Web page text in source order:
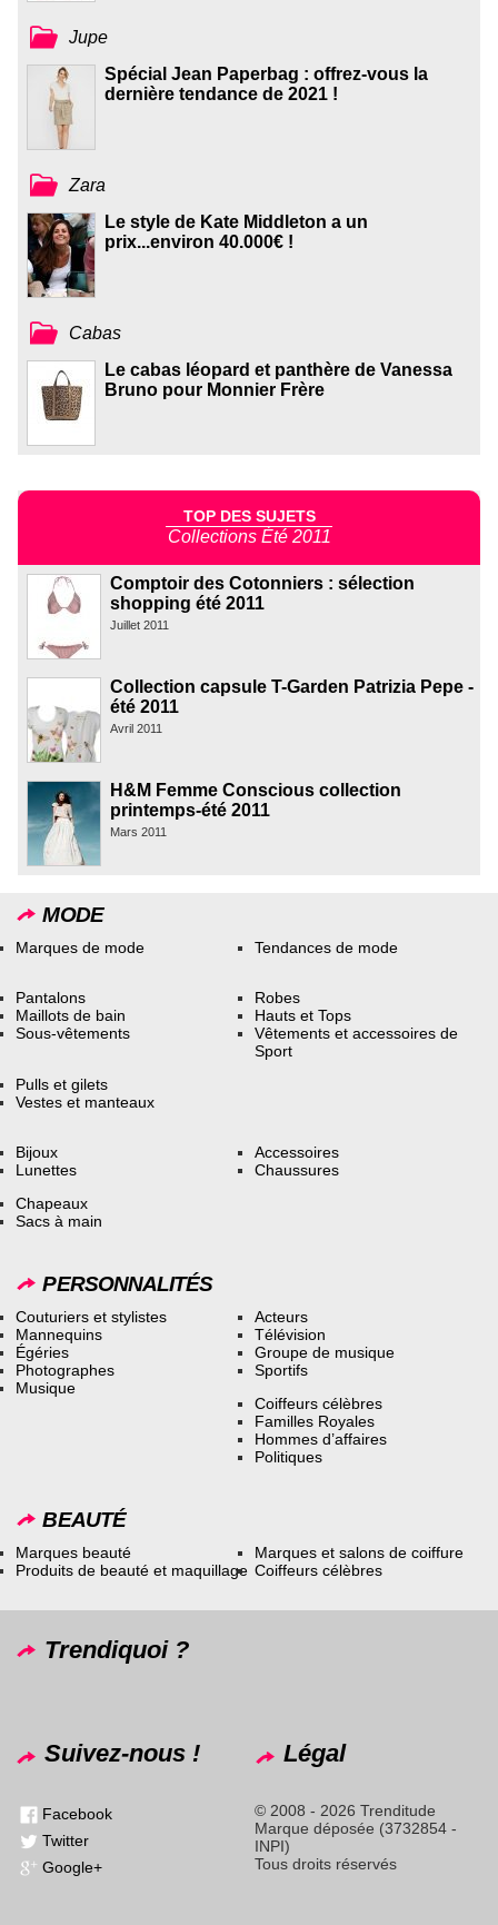
Jupe
Spécial Jean Paperbag : offrez-vous la
dernière tendance de 2021 !
Zara
Le style de Kate Middleton a un
prix...environ 40.000€ !
Cabas
Le cabas léopard et panthère de Vanessa
Bruno pour Monnier Frère
TOP DES SUJETS
Collections Été 2011
Comptoir des Cotonniers : sélection
shopping été 2011
Juillet 2011
Collection capsule T-Garden Patrizia Pepe -
été 2011
Avril 2011
H&M Femme Conscious collection
printemps-été 2011
Mars 2011
MODE
Marques de mode Tendances de mode
Pantalons
Maillots de bain
Sous-vêtements
Robes
Hauts et Tops
Vêtements et accessoires de
Sport
Pulls et gilets
Vestes et manteaux
Bijoux
Lunettes
Accessoires
Chaussures
Chapeaux
Sacs à main
PERSONNALITÉS
Couturiers et stylistes
Mannequins
Égéries
Photographes
Musique
Acteurs
Télévision
Groupe de musique
Sportifs
Coiffeurs célèbres
Familles Royales
Hommes d’affaires
Politiques
BEAUTÉ
Marques beauté
Produits de beauté et maquillage
Marques et salons de coiffure
Coiffeurs célèbres
Trendiquoi ?
Suivez-nous !
Facebook
Twitter
Google+
Légal
© 2008 - 2026 Trenditude
Marque déposée (3732854 -
INPI)
Tous droits réservés